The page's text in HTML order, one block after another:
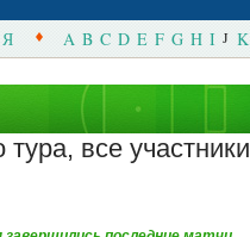
Я A B C D E F G H I J K
все участники